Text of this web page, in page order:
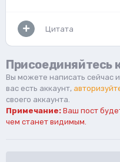
Цитата
Присоединяйтесь
Вы можете написать сейчас
вас есть аккаунт,
своего аккаунта.
Примечание: Ваш пост
чем станет видимым.